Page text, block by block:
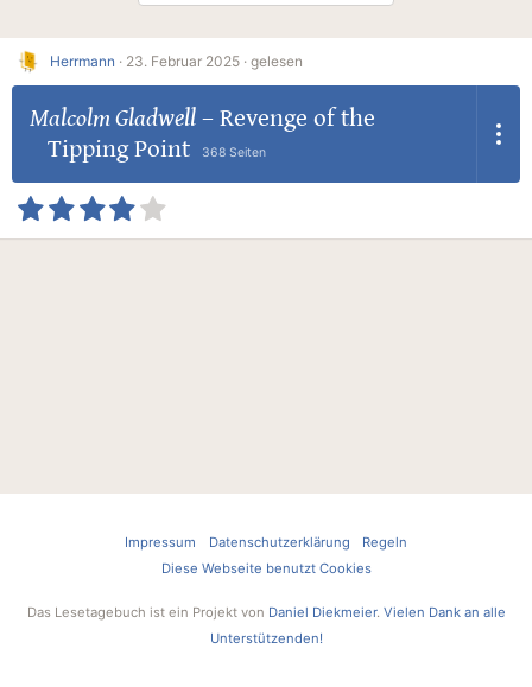
Herrmann · 23. Februar 2025 · gelesen
Malcolm Gladwell– Revenge of the
Tipping Point
368 Seiten
Impressum Datenschutzerklärung
Regeln
Diese Webseite benutzt Cookies
Das Lesetagebuch ist ein Projekt von Daniel Diekmeier. Vielen Dank an alle
Unterstützenden!